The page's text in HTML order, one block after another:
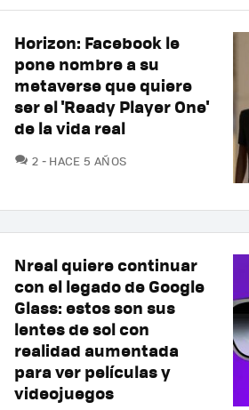
Horizon: Facebook le
pone nombre a su
metaverse que quiere
ser el 'Ready Player One'
de la vida real
2 COMENTARIOS
HACE 5 AÑOS
Nreal quiere continuar
con el legado de Google
Glass: estos son sus
lentes de sol con
realidad aumentada
para ver películas y
videojuegos